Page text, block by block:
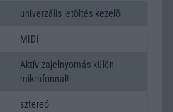
univerzális letöltés kezelõ
MIDI
Aktív zajelnyomás külön
mikrofonnal!
sztereó